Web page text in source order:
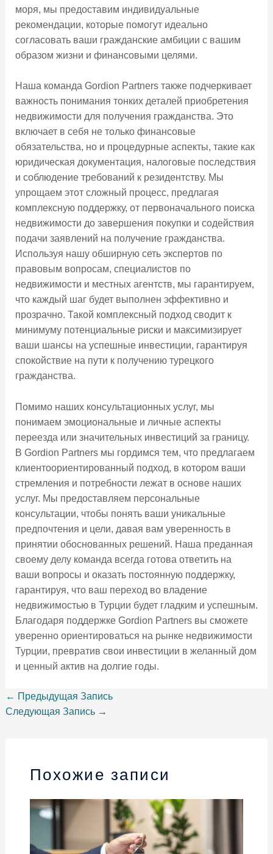
моря, мы предоставим индивидуальные
рекомендации, которые помогут идеально
согласовать ваши гражданские амбиции с вашим
образом жизни и финансовыми целями.
Наша команда Gordion Partners также подчеркивает
важность понимания тонких деталей приобретения
недвижимости для получения гражданства. Это
включает в себя не только финансовые
обязательства, но и процедурные аспекты, такие как
юридическая документация, налоговые последствия
и соблюдение требований к резидентству. Мы
упрощаем этот сложный процесс, предлагая
комплексную поддержку, от первоначального поиска
недвижимости до завершения покупки и содействия
подачи заявлений на получение гражданства.
Используя нашу обширную сеть экспертов по
правовым вопросам, специалистов по
недвижимости и местных агентств, мы гарантируем,
что каждый шаг будет выполнен эффективно и
прозрачно. Такой комплексный подход сводит к
минимуму потенциальные риски и максимизирует
ваши шансы на успешные инвестиции, гарантируя
спокойствие на пути к получению турецкого
гражданства.
Помимо наших консультационных услуг, мы
понимаем эмоциональные и личные аспекты
переезда или значительных инвестиций за границу.
В Gordion Partners мы гордимся тем, что предлагаем
клиентоориентированный подход, в котором ваши
стремления и потребности лежат в основе наших
услуг. Мы предоставляем персональные
консультации, чтобы понять ваши уникальные
предпочтения и цели, давая вам уверенность в
принятии обоснованных решений. Наша преданная
своему делу команда всегда готова ответить на
ваши вопросы и оказать постоянную поддержку,
гарантируя, что ваш переход во владение
недвижимостью в Турции будет гладким и успешным.
Благодаря поддержке Gordion Partners вы сможете
уверенно ориентироваться на рынке недвижимости
Турции, превратив свои инвестиции в желанный дом
и ценный актив на долгие годы.
← Предыдущая Запись
Следующая Запись →
Похожие записи